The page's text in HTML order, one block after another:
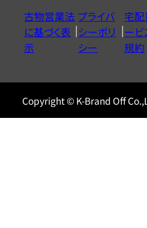
ヤ
ル
古物営業法
に基づく表
示
プライバ
シーポリ
シー
宅
ービ
規約
Copyright © K-Brand Off